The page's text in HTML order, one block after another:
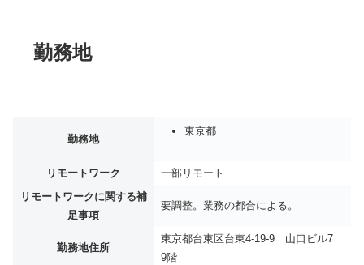
勤務地
勤務地
東京都
リモートワーク
一部リモート
リモートワークに関する補
足事項
要調整。業務の都合による。
勤務地住所
東京都台東区台東4-19-9 山口ビル7
9階